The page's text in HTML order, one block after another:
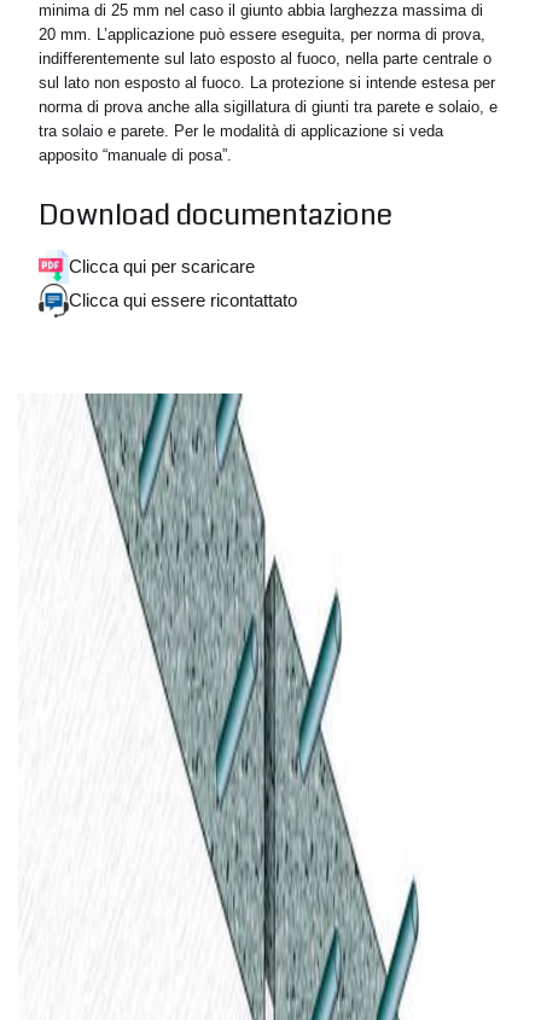
minima di 25 mm nel caso il giunto abbia larghezza massima di
20 mm. L’applicazione può essere eseguita, per norma di prova,
indifferentemente sul lato esposto al fuoco, nella parte centrale o
sul lato non esposto al fuoco. La protezione si intende estesa per
norma di prova anche alla sigillatura di giunti tra parete e solaio, e
tra solaio e parete. Per le modalità di applicazione si veda
apposito “manuale di posa”.
Download documentazione
Clicca qui per scaricare
Clicca qui essere ricontattato